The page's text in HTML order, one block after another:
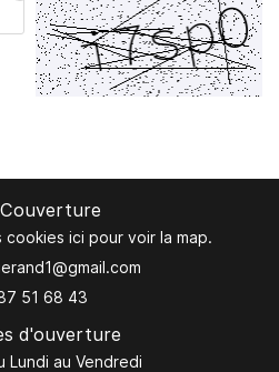
cookies ici pour voir la map.
51 68 43
d'ouverture
Lundi au Vendredi